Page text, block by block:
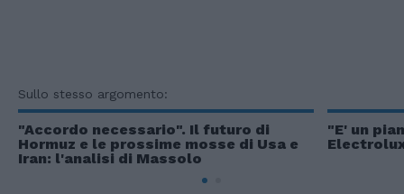
Sullo stesso argomento:
"Accordo necessario". Il futuro di
Hormuz e le prossime mosse di Usa e
Iran: l'analisi di Massolo
"E' un